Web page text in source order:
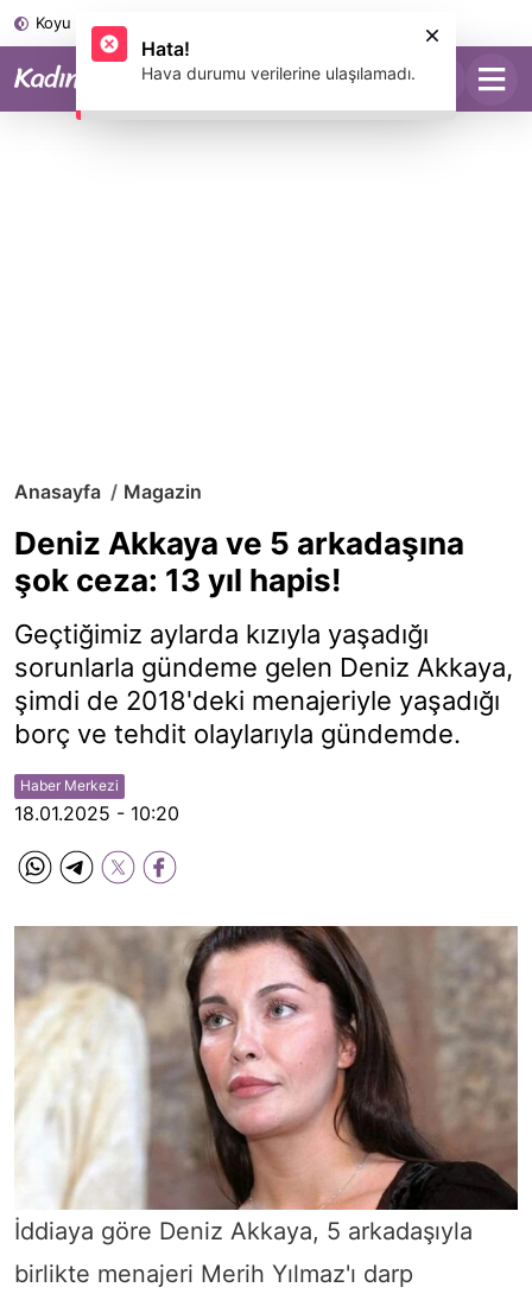
Koyu Mod
Anasayfa Magazin
Deniz Akkaya ve 5 arkadaşına
şok ceza: 13 yıl hapis!
Geçtiğimiz aylarda kızıyla yaşadığı
sorunlarla gündeme gelen Deniz Akkaya,
şimdi de 2018'deki menajeriyle yaşadığı
borç ve tehdit olaylarıyla gündemde.
Haber Merkezi
18.01.2025 - 10:20
İddiaya göre Deniz Akkaya, 5 arkadaşıyla
birlikte menajeri Merih Yılmaz'ı darp